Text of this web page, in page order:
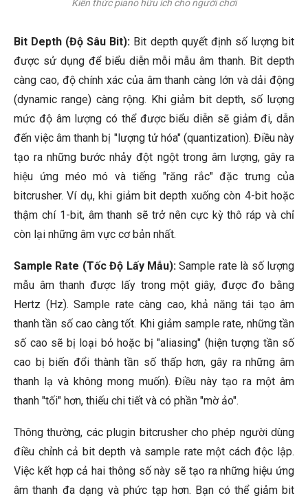
Kiến thức piano hữu ích cho người chơi
Bit Depth (Độ Sâu Bit): Bit depth quyết định số lượng bit
được sử dụng để biểu diễn mỗi mẫu âm thanh. Bit depth
càng cao, độ chính xác của âm thanh càng lớn và dải động
(dynamic range) càng rộng. Khi giảm bit depth, số lượng
mức độ âm lượng có thể được biểu diễn sẽ giảm đi, dẫn
đến việc âm thanh bị "lượng tử hóa" (quantization). Điều này
tạo ra những bước nhảy đột ngột trong âm lượng, gây ra
hiệu ứng méo mó và tiếng "răng rắc" đặc trưng của
bitcrusher. Ví dụ, khi giảm bit depth xuống còn 4-bit hoặc
thậm chí 1-bit, âm thanh sẽ trở nên cực kỳ thô ráp và chỉ
còn lại những âm vực cơ bản nhất.
Sample Rate (Tốc Độ Lấy Mẫu): Sample rate là số lượng
mẫu âm thanh được lấy trong một giây, được đo bằng
Hertz (Hz). Sample rate càng cao, khả năng tái tạo âm
thanh tần số cao càng tốt. Khi giảm sample rate, những tần
số cao sẽ bị loại bỏ hoặc bị "aliasing" (hiện tượng tần số
cao bị biến đổi thành tần số thấp hơn, gây ra những âm
thanh lạ và không mong muốn). Điều này tạo ra một âm
thanh "tối" hơn, thiếu chi tiết và có phần "mờ ảo".
Thông thường, các plugin bitcrusher cho phép người dùng
điều chỉnh cả bit depth và sample rate một cách độc lập.
Việc kết hợp cả hai thông số này sẽ tạo ra những hiệu ứng
âm thanh đa dạng và phức tạp hơn. Bạn có thể giảm bit